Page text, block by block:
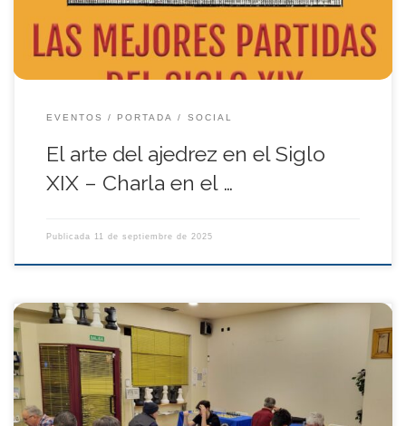
EVENTOS PORTADA SOCIAL
El arte del ajedrez en el Siglo
XIX – Charla en el …
Publicada 11 de septiembre de 2025
El Club de Ajedrez Carabanchel está reforzando su posición en
ser uno de los referentes del ajedrez madrileño: ascenso a